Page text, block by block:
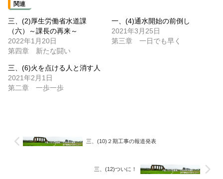
関連
三、(2)厚生労働省水道課
（六）～課長の再来～
2022年1月20日
第四章 新たな闘い
一、(4)通水開始の前倒し
2021年3月25日
第三章 一日でも早く
三、(6)火を点ける人と消す人
2021年2月1日
第二章 一歩一歩
三、(10)２期工事の報道発表
三、(12)ついに！